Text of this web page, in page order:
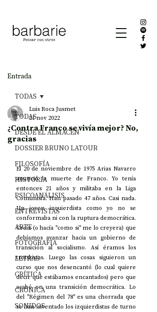
Entrada
TODAS
DESDE EL ALMACÉN
DOSSIER BRUNO LATOUR
FILOSOFÍA
HISTORIA
PSICOANÁLISIS
ENTREVISTAS
ARTE
FOTOGRAFÍA
LETRAS
CRÍTICA
CRÓNICA
SONIDOS
TODAS
¿Contra Franco se vivía mejor? No,
gracias
Luis Roca Jusmet
21 nov 2022
El 20 de noviembre de 1975 Arias Navarro
anunció la muerte de Franco. Yo tenía
entonces 21 años y militaba en la Liga
Comunista. Han pasado 47 años. Casi nada.
Un joven izquierdista como yo no se
conformaba ni con la ruptura democrática.
Creía (o hacía "como si" me lo creyera) que
debíamos avanzar hacia un gobierno de
transición al socialismo. Así éramos los
trotskistas. Luego las cosas siguieron un
curso que nos desencantó (lo cual quiere
decir que estábamos encantados) pero que
acabó en una transición democrática. Lo
del "Régimen del 78" es una chorrada que
se han inventado los izquierdistas de turno